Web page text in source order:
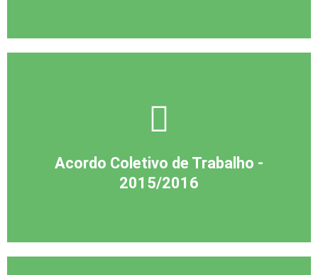
Acordo Coletivo de Trabalho -
2015/2016